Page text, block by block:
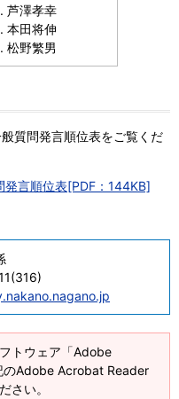
芦澤孝幸
本田将伸
松野繁男
質問発言順位表をご覧くだ
言順位表[PDF：144KB]
トウェア「Adobe
Adobe Acrobat Reader
さい。